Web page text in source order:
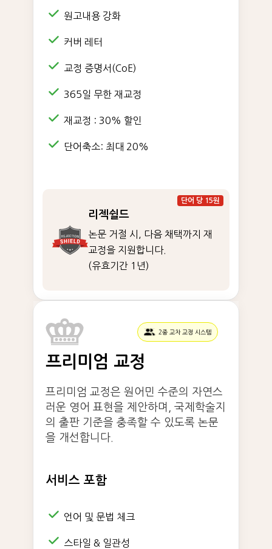
원고내용 강화
커버 레터
교정 증명서(CoE)
365일 무한 재교정
재교정 : 30% 할인
단어축소: 최대 20%
리젝쉴드
논문 거절 시, 다음 채택까지 재
교정을 지원합니다.
(유효기간 1년)
단어 당 15원
2중 교차 교정 시스템
프리미엄 교정
프리미엄 교정은 원어민 수준의 자연스
러운 영어 표현을 제안하며, 국제학술지
의 출판 기준을 충족할 수 있도록 논문
을 개선합니다.
서비스 포함
언어 및 문법 체크
스타일 & 일관성